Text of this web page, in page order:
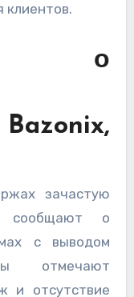
клиентов.
о
зачастую
сообщают о
с выводом
отмечают
и отсутствие